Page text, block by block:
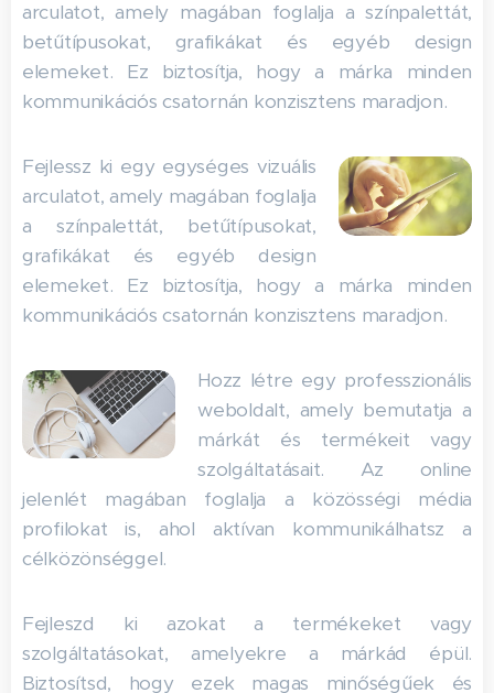
arculatot, amely magában foglalja a színpalettát,
betűtípusokat, grafikákat és egyéb design
elemeket. Ez biztosítja, hogy a márka minden
kommunikációs csatornán konzisztens maradjon.
Fejlessz ki egy egységes vizuális
arculatot, amely magában foglalja
a színpalettát, betűtípusokat,
grafikákat és egyéb design
elemeket. Ez biztosítja, hogy a márka minden
kommunikációs csatornán konzisztens maradjon.
Hozz létre egy professzionális
weboldalt, amely bemutatja a
márkát és termékeit vagy
szolgáltatásait. Az online
jelenlét magában foglalja a közösségi média
profilokat is, ahol aktívan kommunikálhatsz a
célközönséggel.
Fejleszd ki azokat a termékeket vagy
szolgáltatásokat, amelyekre a márkád épül.
Biztosítsd, hogy ezek magas minőségűek és